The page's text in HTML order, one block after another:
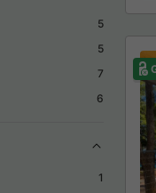
5
5
7
6
1